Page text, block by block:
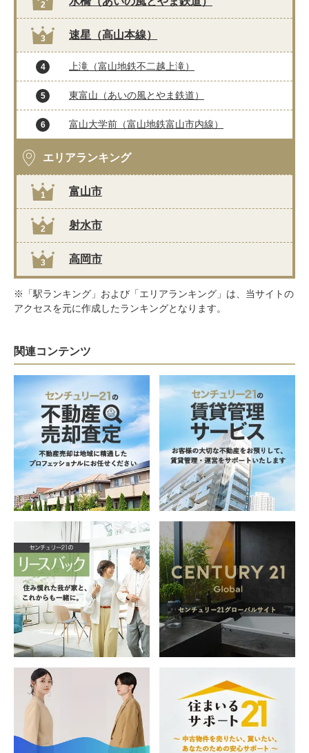
2
3 速星（高山本線）
4 上滝（富山地鉄不二越上滝）
5 東富山（あいの風とやま鉄道）
6 富山大学前（富山地鉄富山市内線）
エリアランキング
1 富山市
2 射水市
3 高岡市
※「駅ランキング」および「エリアランキング」は、当サイトの
アクセスを元に作成したランキングとなります。
関連コンテンツ